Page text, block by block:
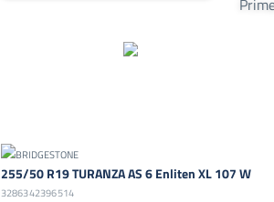
255/50 R19 TURANZA AS 6 Enliten XL 107 W
3286342396514